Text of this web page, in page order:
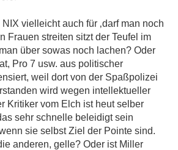
vielleicht auch für ‚darf man noch
Frauen streiten sitzt der Teufel im
über sowas noch lachen? Oder
Pro 7 usw. aus politischer
weil dort von der Spaßpolizei
wird wegen intellektueller
Kritiker vom Elch ist heut selber
sehr schnelle beleidigt sein
sie selbst Ziel der Pointe sind.
anderen, gelle? Oder ist Miller